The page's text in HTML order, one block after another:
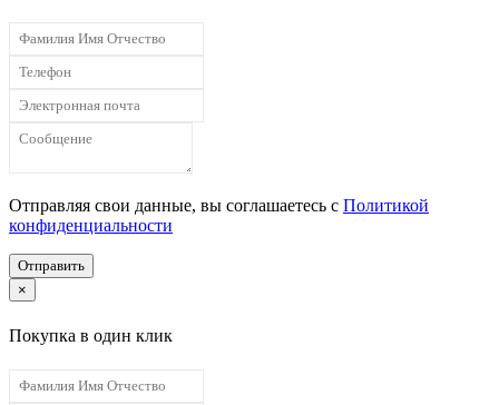
Отправляя свои данные, вы соглашаетесь с Политикой
конфиденциальности
Отправить
×
Покупка в один клик